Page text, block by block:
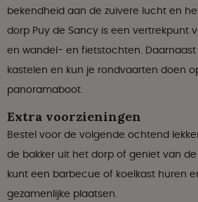
bekendheid aan de zuivere lucht en
dorp Puy de Sancy is een vertrekpunt
en wandel- en fietstochten.
kastelen en kun je rondvaarten doen
panoramaboot.
Extra voorzieningen
Bestel voor de volgende ochtend
de bakker uit het dorp of geniet van
kunt een barbecue of koelkast huren
gezamenlijke plaatsen.